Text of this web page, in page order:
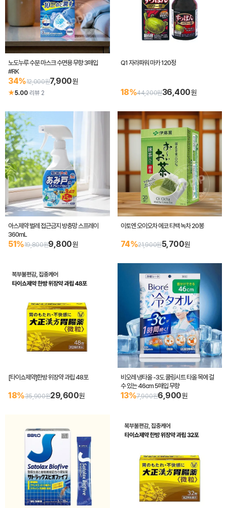
노도누루 수분 마스크 수면용 무향 3매입
#RK
34%12,000원7,900원
★5.00·리뷰 2
Q1 자라파워 마카 120정
18%44,200원36,400원
아스제약 벌레 접근금지 방충망 스프레이
360mL
51%19,800원9,800원
이토엔 오이오차 에코 티백 녹차 20봉
74%21,900원5,700원
[타이쇼제약]한방 위장약 과립 48포
18%35,900원29,600원
비오레 냉타올 -3도 쿨링시트 타올 목에 걸
수 있는 46cm 5매입 무향
13%7,900원6,900원